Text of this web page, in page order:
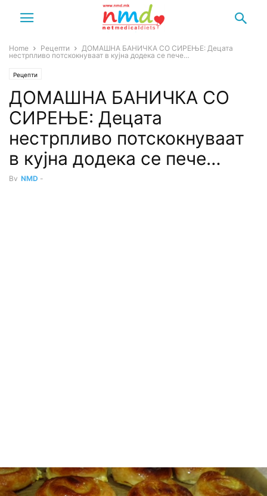
Home Рецепти
ДОМАШНА БАНИЧКА СО СИРЕЊЕ: Децата
нестрпливо потскокнуваат в кујна додека се пече…
Рецепти
ДОМАШНА БАНИЧКА СО
СИРЕЊЕ: Децата
нестрпливо потскокнуваат
в кујна додека се пече…
By NMD -